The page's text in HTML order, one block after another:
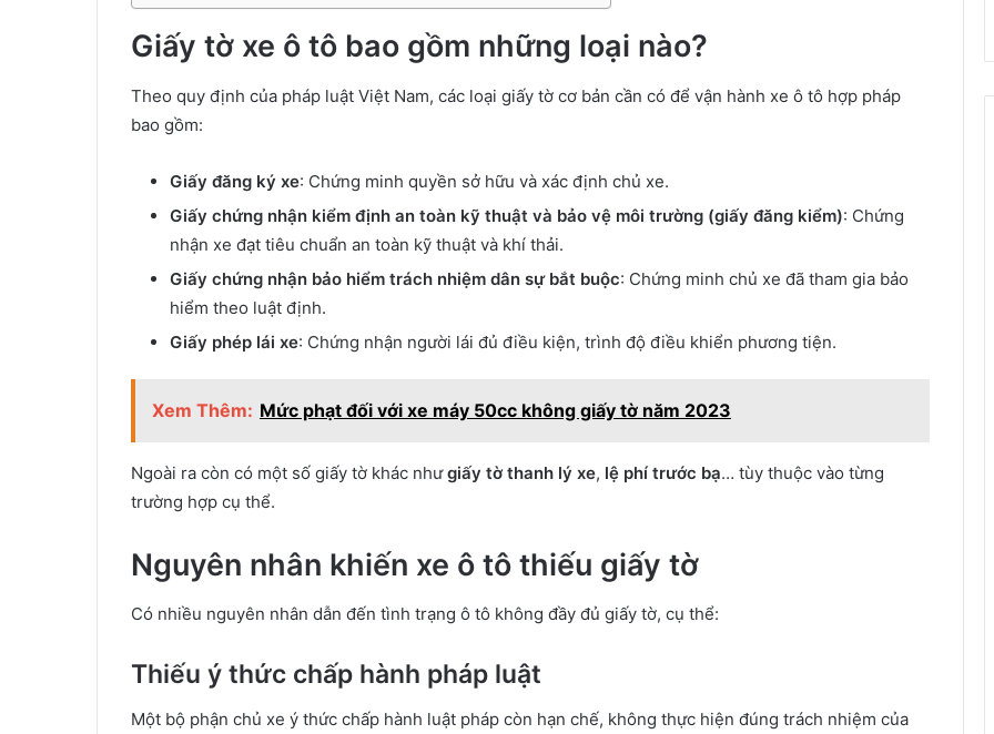
Giấy tờ xe ô tô bao gồm những loại nào?
Theo quy định của pháp luật Việt Nam, các loại giấy tờ cơ bản cần có để vận hành xe ô tô hợp pháp
bao gồm:
Giấy đăng ký xe: Chứng minh quyền sở hữu và xác định chủ xe.
Giấy chứng nhận kiểm định an toàn kỹ thuật và bảo vệ môi trường (giấy đăng kiểm): Chứng
nhận xe đạt tiêu chuẩn an toàn kỹ thuật và khí thải.
Giấy chứng nhận bảo hiểm trách nhiệm dân sự bắt buộc: Chứng minh chủ xe đã tham gia bảo
hiểm theo luật định.
Giấy phép lái xe: Chứng nhận người lái đủ điều kiện, trình độ điều khiển phương tiện.
Xem Thêm: Mức phạt đối với xe máy 50cc không giấy tờ năm 2023
Ngoài ra còn có một số giấy tờ khác nhưgiấy tờ thanh lý xe, lệ phí trước bạ… tùy thuộc vào từng
trường hợp cụ thể.
Nguyên nhân khiến xe ô tô thiếu giấy tờ
Có nhiều nguyên nhân dẫn đến tình trạng ô tô không đầy đủ giấy tờ, cụ thể:
Thiếu ý thức chấp hành pháp luật
Một bộ phận chủ xe ý thức chấp hành luật pháp còn hạn chế, không thực hiện đúng trách nhiệm của